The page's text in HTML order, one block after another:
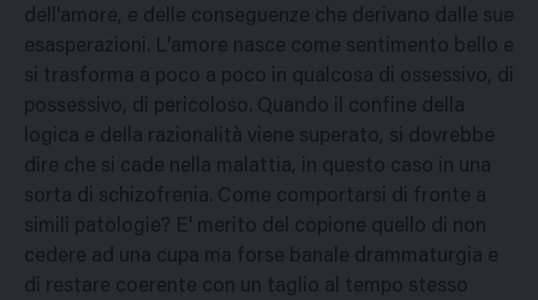
dell'amore, e delle conseguenze che derivano dalle sue
esasperazioni. L'amore nasce come sentimento bello e
si trasforma a poco a poco in qualcosa di ossessivo, di
possessivo, di pericoloso. Quando il confine della
logica e della razionalità viene superato, si dovrebbe
dire che si cade nella malattia, in questo caso in una
sorta di schizofrenia. Come comportarsi di fronte a
simili patologie? E' merito del copione quello di non
cedere ad una cupa ma forse banale drammaturgia e
di restare coerente con un taglio al tempo stesso